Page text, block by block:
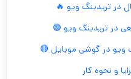
در تریدینگ ویو 🔥
ویو در گوشی موبایل 🔴
و نحوه کار